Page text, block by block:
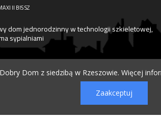
II BIS SZ
dom jednorodzinny w technologii szkieletowej,
sypialniami
Dom z siedzibą w Rzeszowie. Więcej
Zaakceptuj